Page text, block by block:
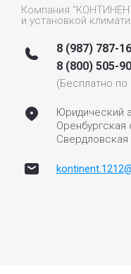
Компания
и установкой
8 (987) 787-
8 (800) 505-
(Бесплатно по
Юридический
Оренбургская
Свердловская